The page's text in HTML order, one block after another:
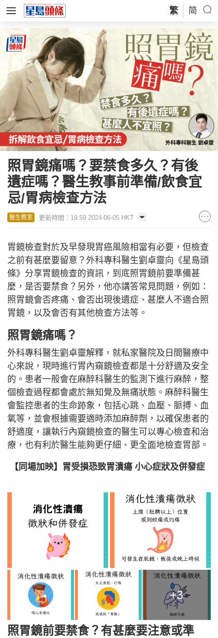
繁 简
照胃鏡痛嗎？要禁食多久？有後
遺症嗎？醫生教事前準備/飲食宜
忌/胃病檢查方法
醫生教室 更新時間：19:59 2024-06-05 HKT
胃鏡檢查對於及早發現胃癌風險相當有必要，但檢查
之前有甚麼要留意？外科專科醫生劉卓靈向《星島頭
條》分享胃鏡檢查的資訊，到底照胃鏡前要準備甚
麼，是否要禁食？另外，他亦講答常見問題，例如：
照胃鏡會否疼痛、會否出現後遺症、甚麼人不適合照
胃鏡，以及會否有其他檢查方法等。
照胃鏡痛嗎？
外科專科醫生劉卓靈解釋，就私家醫院及日間醫療中
心來說，現時進行胃內窺鏡檢查都是十分舒適及安全
的。患者一般會在麻醉科醫生的監測下進行麻醉，整
個檢查過程都會處於無知覺及無痛狀態。麻醉科醫生
會監控患者的生命跡象，包括心跳、血壓、脈搏、血
氧等，並會根據需要適時添加麻醉劑，以確保患者的
舒適度，讓執行內窺鏡檢查的醫生可以專心檢查和治
療，也有利於醫生能夠更仔細、更全面地檢查胃部。
【同場加映】胃受損恐致胃潰瘍 小心症狀及併發症
+3
照胃鏡前要禁食？有甚麼要注意或準